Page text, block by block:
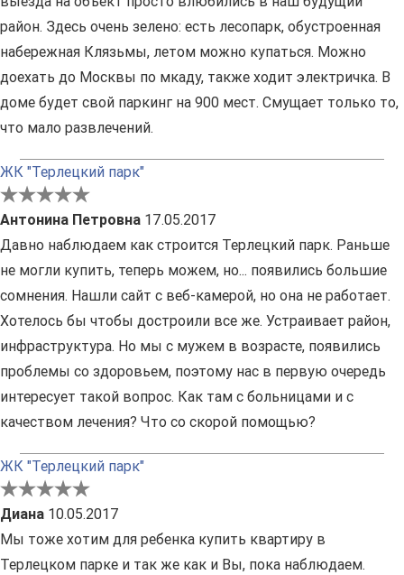
район. Здесь очень зелено: есть лесопарк, обустроенная
набережная Клязьмы, летом можно купаться. Можно
доехать до Москвы по мкаду, также ходит электричка. В
доме будет свой паркинг на 900 мест. Смущает только то,
что мало развлечений.
ЖК "Терлецкий парк"
Антонина Петровна 17.05.2017
Давно наблюдаем как строится Терлецкий парк. Раньше
не могли купить, теперь можем, но... появились большие
сомнения. Нашли сайт с веб-камерой, но она не работает.
Хотелось бы чтобы достроили все же. Устраивает район,
инфраструктура. Но мы с мужем в возрасте, появились
проблемы со здоровьем, поэтому нас в первую очередь
интересует такой вопрос. Как там с больницами и с
качеством лечения? Что со скорой помощью?
ЖК "Терлецкий парк"
Диана 10.05.2017
Мы тоже хотим для ребенка купить квартиру в
Терлецком парке и так же как и Вы, пока наблюдаем.